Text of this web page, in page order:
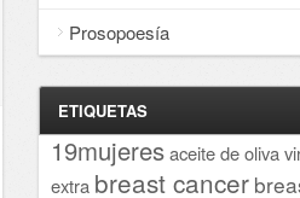
Prosopoesía
ETIQUETAS
19mujeresaceite de oliva
extra breast cancer